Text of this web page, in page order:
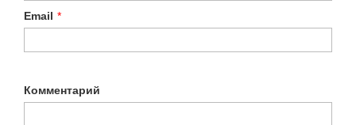
Email *
Комментарий